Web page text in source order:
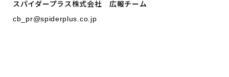
スパイダープラス株式会社 広報チーム
cb_pr@spiderplus.co.jp